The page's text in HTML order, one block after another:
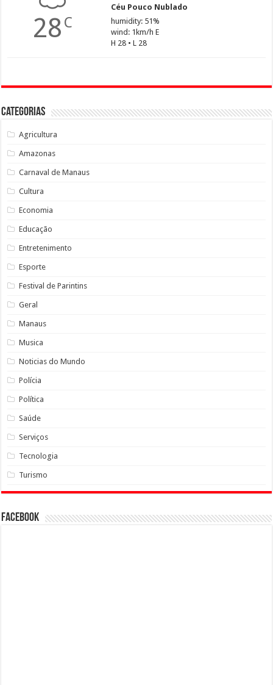
28 C
Céu Pouco Nublado
humidity: 51%
wind: 1km/h E
H 28 • L 28
Categorias
Agricultura
Amazonas
Carnaval de Manaus
Cultura
Economia
Educação
Entretenimento
Esporte
Festival de Parintins
Geral
Manaus
Musica
Noticias do Mundo
Polícia
Política
Saúde
Serviços
Tecnologia
Turismo
Facebook